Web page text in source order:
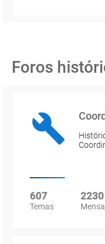
Foros
607
Temas
2230